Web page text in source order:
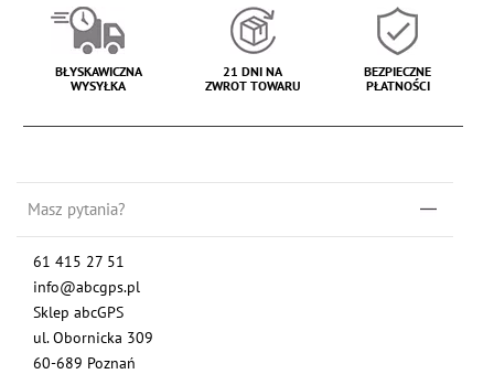
BŁYSKAWICZNA
WYSYŁKA
21 DNI NA
ZWROT TOWARU
BEZPIECZNE
PŁATNOŚCI
Masz pytania?
61 415 27 51
info@abcgps.pl
Sklep abcGPS
ul. Obornicka 309
60-689 Poznań